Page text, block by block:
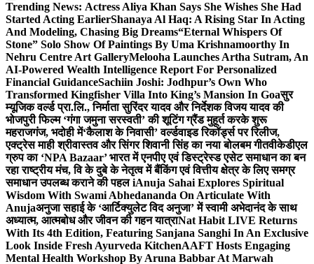
Trending News: Actress Aliya Khan Says She Wishes She Had
Started Acting EarlierShanaya Al Haq: A Rising Star In Acting
And Modeling, Chasing Big Dreams“Eternal Whispers Of
Stone” Solo Show Of Paintings By Uma Krishnamoorthy In
Nehru Centre Art GalleryMelooha Launches Artha Sutram, An
AI-Powered Wealth Intelligence Report For Personalized
Financial GuidanceSachiin Joshi: Jodhpur’s Own Who
Transformed Kingfisher Villa Into King’s Mansion In Goaसुर
म्यूजिक वर्ल्ड प्रा.लि., निर्माता सुरिंदर यादव और निर्देशक विजय यादव की
भोजपुरी फिल्म ‘गंगा जमुना सरस्वती’ की शूटिंग ग्रैंड मुहूर्त करके शुरू
महराजगंज, भदोही में‘कैलाश के निवासी’ वर्ल्डवाइड रिकॉर्ड्स पर रिलीज,
एक्ट्रेस माही श्रीवास्तव और सिंगर शिवानी सिंह का नया बोलबम गीतवीकेडीएल
ग्रुप का ‘NPA Bazaar’ भारत में एनपीए एवं डिस्ट्रेस्ड एसेट समाधान का बन
रहा राष्ट्रीय मंच, वि के दुबे के नेतृत्व में बैंकिंग एवं वित्तीय क्षेत्र के लिए समग्र
समाधान उपलब्ध कराने की पहल iAnuja Sahai Explores Spiritual
Wisdom With Swami Abhedananda On Articulate With
Anujaअनुजा सहाई के ‘आर्टिक्युलेट विद अनुजा’ में स्वामी अभेदानंद के साथ
अध्यात्म, आत्मबोध और जीवन की गहन यात्राNat Habit LIVE Returns
With Its 4th Edition, Featuring Sanjana Sanghi In An Exclusive
Look Inside Fresh Ayurveda KitchenAAFT Hosts Engaging
Mental Health Workshop By Aruna Babbar At Marwah